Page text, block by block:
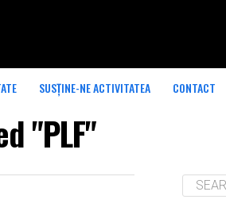
SUSȚINE-NE ACTIVITATEA CONTACT
"PLF"